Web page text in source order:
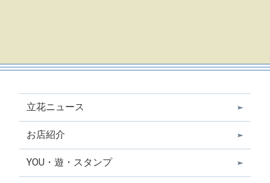
立花ニュース
お店紹介
YOU・遊・スタンプ